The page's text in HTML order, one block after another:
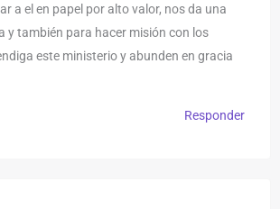
a el en papel por alto valor, nos da una
y también para hacer misión con los
este ministerio y abunden en gracia
Responder